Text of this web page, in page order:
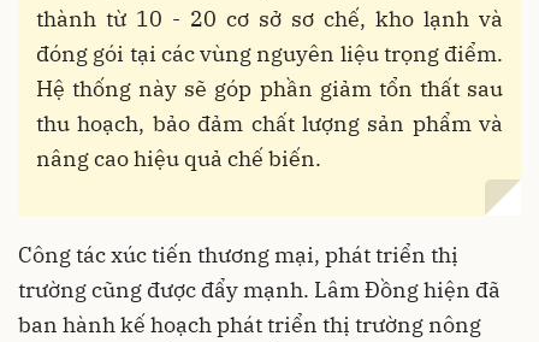
thành từ 10 - 20 cơ sở sơ chế, kho lạnh và
đóng gói tại các vùng nguyên liệu trọng điểm.
Hệ thống này sẽ góp phần giảm tổn thất sau
thu hoạch, bảo đảm chất lượng sản phẩm và
nâng cao hiệu quả chế biến.
Công tác xúc tiến thương mại, phát triển thị
trường cũng được đẩy mạnh. Lâm Đồng hiện đã
ban hành kế hoạch phát triển thị trường nông